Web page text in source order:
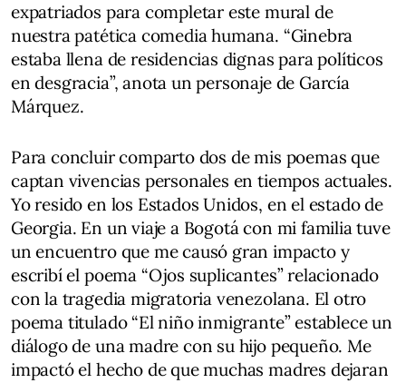
expatriados para completar este mural de
nuestra patética comedia humana. “Ginebra
estaba llena de residencias dignas para políticos
en desgracia”, anota un personaje de García
Márquez.
Para concluir comparto dos de mis poemas que
captan vivencias personales en tiempos actuales.
Yo resido en los Estados Unidos, en el estado de
Georgia. En un viaje a Bogotá con mi familia tuve
un encuentro que me causó gran impacto y
escribí el poema “Ojos suplicantes” relacionado
con la tragedia migratoria venezolana. El otro
poema titulado “El niño inmigrante” establece un
diálogo de una madre con su hijo pequeño. Me
impactó el hecho de que muchas madres dejaran